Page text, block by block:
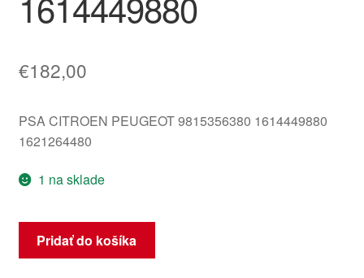
€182,00
PSA CITROEN PEUGEOT 9815356380 1614449880
1621264480
1 na sklade
množstvo
Prijímač
Pridať do košíka